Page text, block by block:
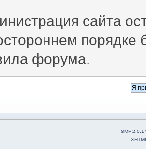
сайта
порядке
форума.
SMF